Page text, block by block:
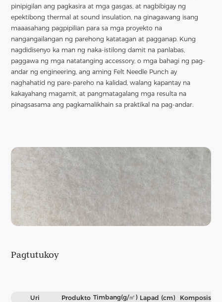
pinipigilan ang pagkasira at mga gasgas, at nagbibigay ng
epektibong thermal at sound insulation, na ginagawang isang
maaasahang pagpipilian para sa mga proyekto na
nangangailangan ng parehong katatagan at pagganap. Kung
nagdidisenyo ka man ng naka-istilong damit na panlabas,
paggawa ng mga natatanging accessory, o mga bahagi ng pag-
andar ng engineering, ang aming Felt Needle Punch ay
naghahatid ng pare-pareho na kalidad, walang kapantay na
kakayahang magamit, at pangmatagalang mga resulta na
pinagsasama ang pagkamalikhain sa praktikal na pag-andar.
Pagtutukoy
Uri Produkto Timbang(g/㎡) Lapad (cm) Komposisyon